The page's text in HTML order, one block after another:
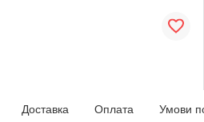
Доставка Оплата Умови